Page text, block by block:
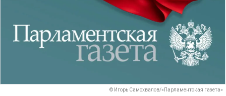
© Игорь Самохвалов/«Парламентская газета»